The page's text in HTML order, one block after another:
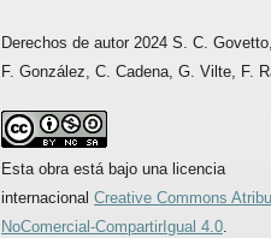
Derechos de autor 2024 S. C.
F. González, C. Cadena, G. Vilte, F.
Esta obra está bajo una licencia
internacionalCreative Commons
NoComercial-CompartirIgual 4.0.